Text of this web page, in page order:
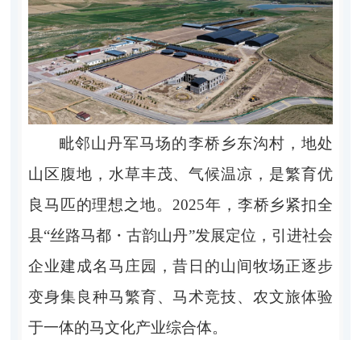
毗邻山丹军马场的李桥乡东沟村，地处
山区腹地，水草丰茂、气候温凉，是繁育优
良马匹的理想之地。2025年，李桥乡紧扣全
县“丝路马都・古韵山丹”发展定位，引进社会
企业建成名马庄园，昔日的山间牧场正逐步
变身集良种马繁育、马术竞技、农文旅体验
于一体的马文化产业综合体。